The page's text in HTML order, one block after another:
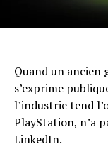
Quand un ancien
s’exprime
l’industrie tend
PlayStation, n’a
LinkedIn.